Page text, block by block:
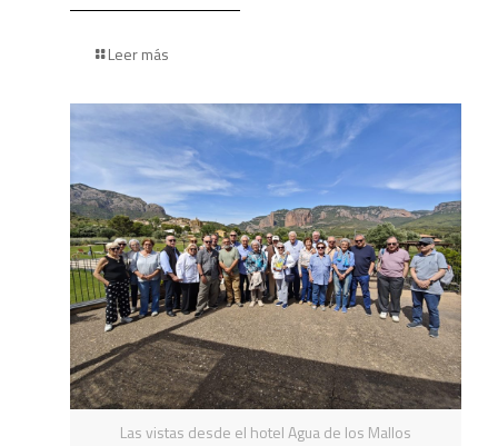
Leer más
Las vistas desde el hotel Agua de los Mallos